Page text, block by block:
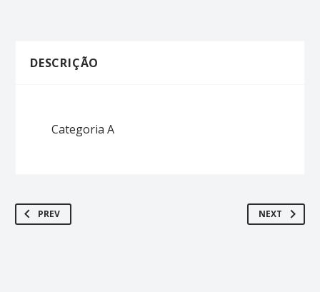
Soft
DESCRIÇÃO
Categoria A
PREV NEXT